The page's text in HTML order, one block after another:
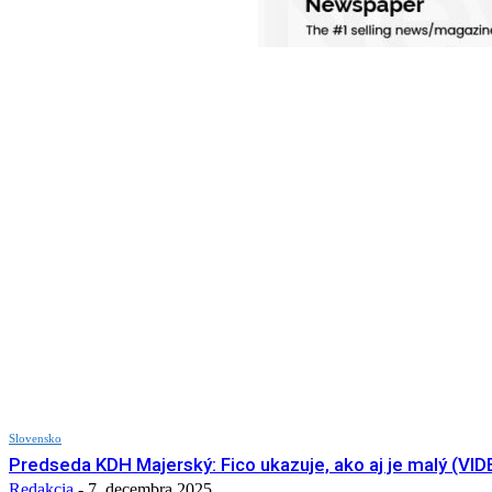
Slovensko
Predseda KDH Majerský: Fico ukazuje, ako aj je malý